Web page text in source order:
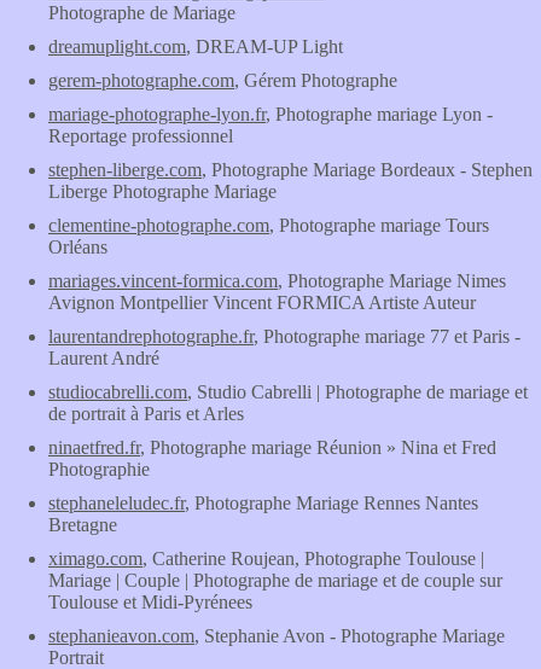
Photographe de Mariage
dreamuplight.com, DREAM-UP Light
gerem-photographe.com, Gérem Photographe
mariage-photographe-lyon.fr, Photographe mariage Lyon -
Reportage professionnel
stephen-liberge.com, Photographe Mariage Bordeaux - Stephen
Liberge Photographe Mariage
clementine-photographe.com, Photographe mariage Tours
Orléans
mariages.vincent-formica.com, Photographe Mariage Nimes
Avignon Montpellier Vincent FORMICA Artiste Auteur
laurentandrephotographe.fr, Photographe mariage 77 et Paris -
Laurent André
studiocabrelli.com, Studio Cabrelli | Photographe de mariage et
de portrait à Paris et Arles
ninaetfred.fr, Photographe mariage Réunion » Nina et Fred
Photographie
stephaneleludec.fr, Photographe Mariage Rennes Nantes
Bretagne
ximago.com, Catherine Roujean, Photographe Toulouse |
Mariage | Couple | Photographe de mariage et de couple sur
Toulouse et Midi-Pyrénees
stephanieavon.com, Stephanie Avon - Photographe Mariage
Portrait